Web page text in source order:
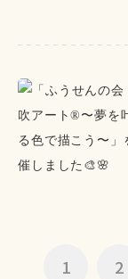
1 2